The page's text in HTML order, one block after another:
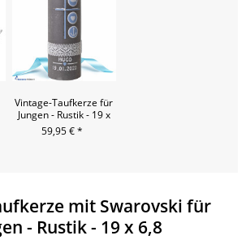
Vintage-Taufkerze für
Jungen - Rustik - 19 x
6,8
59,95 € *
mit Swarovski für
- Rustik - 19 x 6,8